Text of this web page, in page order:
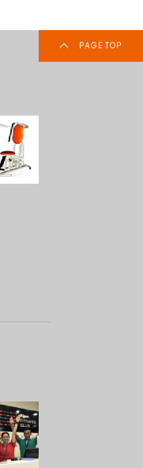
PAGE TOP